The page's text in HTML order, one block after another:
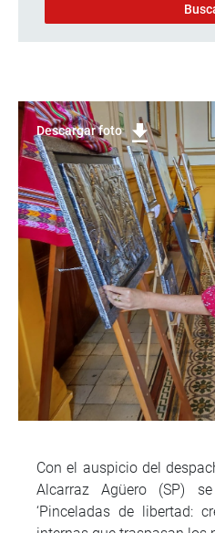
Descargar foto
Con el auspicio del
Alcarraz Agüero (SP)
‘Pinceladas de libertad: